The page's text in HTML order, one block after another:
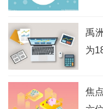
禹
为
焦